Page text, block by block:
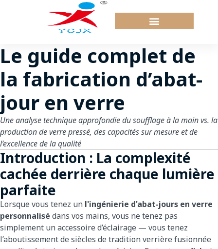
Le guide complet de
la fabrication d’abat-
jour en verre
Une analyse technique approfondie du soufflage à la main vs. la
production de verre pressé, des capacités sur mesure et de
l’excellence de la qualité
Introduction : La complexité
cachée derrière chaque lumière
parfaite
Lorsque vous tenez un l'ingénierie d'abat-jours en verre
personnalisé dans vos mains, vous ne tenez pas
simplement un accessoire d’éclairage — vous tenez
l’aboutissement de siècles de tradition verrière fusionnée